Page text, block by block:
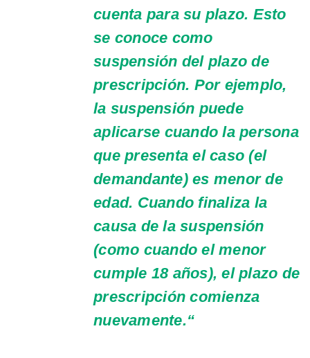
cuenta para su plazo. Esto
se conoce como
suspensión del plazo de
prescripción. Por ejemplo,
la suspensión puede
aplicarse cuando la persona
que presenta el caso (el
demandante) es menor de
edad. Cuando finaliza la
causa de la suspensión
(como cuando el menor
cumple 18 años), el plazo de
prescripción comienza
nuevamente.“